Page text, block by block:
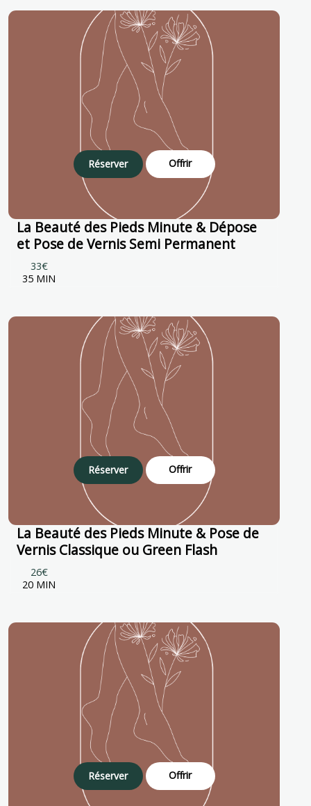
Réserver Offrir
La Beauté des Pieds Minute & Dépose
et Pose de Vernis Semi Permanent
33€
35 MIN
Réserver Offrir
La Beauté des Pieds Minute & Pose de
Vernis Classique ou Green Flash
26€
20 MIN
Réserver Offrir